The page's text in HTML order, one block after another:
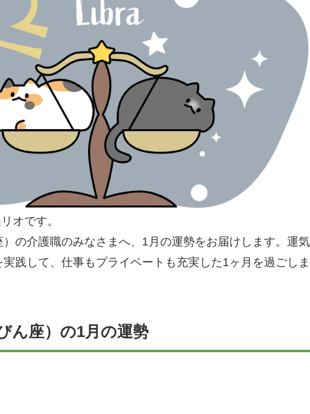
オです。
の介護職のみなさまへ、1月の運勢をお届けします。運気
践して、仕事もプライベートも充実した1ヶ月を過ごしま
ん座）の1月の運勢